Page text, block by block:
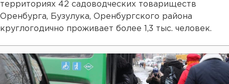
территориях 42 садоводческих товариществ
Оренбурга, Бузулука, Оренбургского района
круглогодично проживает более 1,3 тыс. человек.